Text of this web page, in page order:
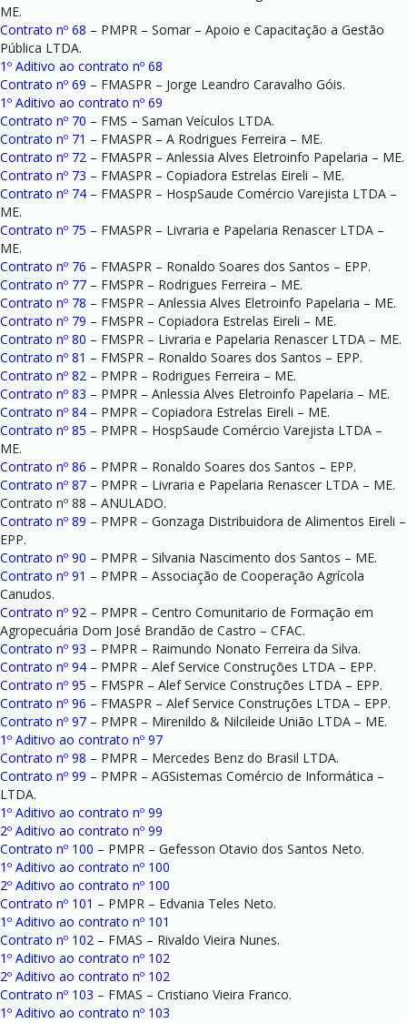
ME.
Contrato nº 68 – PMPR – Somar – Apoio e Capacitação a Gestão
Pública LTDA.
1º Aditivo ao contrato nº 68
Contrato nº 69 – FMASPR – Jorge Leandro Caravalho Góis.
1º Aditivo ao contrato nº 69
Contrato nº 70 – FMS – Saman Veículos LTDA.
Contrato nº 71 – FMASPR – A Rodrigues Ferreira – ME.
Contrato nº 72 – FMASPR – Anlessia Alves Eletroinfo Papelaria – ME.
Contrato nº 73 – FMASPR – Copiadora Estrelas Eireli – ME.
Contrato nº 74 – FMASPR – HospSaude Comércio Varejista LTDA –
ME.
Contrato nº 75 – FMASPR – Livraria e Papelaria Renascer LTDA –
ME.
Contrato nº 76 – FMASPR – Ronaldo Soares dos Santos – EPP.
Contrato nº 77 – FMSPR – Rodrigues Ferreira – ME.
Contrato nº 78 – FMSPR – Anlessia Alves Eletroinfo Papelaria – ME.
Contrato nº 79 – FMSPR – Copiadora Estrelas Eireli – ME.
Contrato nº 80 – FMSPR – Livraria e Papelaria Renascer LTDA – ME.
Contrato nº 81 – FMSPR – Ronaldo Soares dos Santos – EPP.
Contrato nº 82 – PMPR – Rodrigues Ferreira – ME.
Contrato nº 83 – PMPR – Anlessia Alves Eletroinfo Papelaria – ME.
Contrato nº 84 – PMPR – Copiadora Estrelas Eireli – ME.
Contrato nº 85 – PMPR – HospSaude Comércio Varejista LTDA –
ME.
Contrato nº 86 – PMPR – Ronaldo Soares dos Santos – EPP.
Contrato nº 87 – PMPR – Livraria e Papelaria Renascer LTDA – ME.
Contrato nº 88 – ANULADO.
Contrato nº 89 – PMPR – Gonzaga Distribuidora de Alimentos Eireli –
EPP.
Contrato nº 90 – PMPR – Silvania Nascimento dos Santos – ME.
Contrato nº 91 – PMPR – Associação de Cooperação Agrícola
Canudos.
Contrato nº 92 – PMPR – Centro Comunitario de Formação em
Agropecuária Dom José Brandão de Castro – CFAC.
Contrato nº 93 – PMPR – Raimundo Nonato Ferreira da Silva.
Contrato nº 94 – PMPR – Alef Service Construções LTDA – EPP.
Contrato nº 95 – FMSPR – Alef Service Construções LTDA – EPP.
Contrato nº 96 – FMASPR – Alef Service Construções LTDA – EPP.
Contrato nº 97 – PMPR – Mirenildo & Nilcileide União LTDA – ME.
1º Aditivo ao contrato nº 97
Contrato nº 98 – PMPR – Mercedes Benz do Brasil LTDA.
Contrato nº 99 – PMPR – AGSistemas Comércio de Informática –
LTDA.
1º Aditivo ao contrato nº 99
2º Aditivo ao contrato nº 99
Contrato nº 100 – PMPR – Gefesson Otavio dos Santos Neto.
1º Aditivo ao contrato nº 100
2º Aditivo ao contrato nº 100
Contrato nº 101 – PMPR – Edvania Teles Neto.
1º Aditivo ao contrato nº 101
Contrato nº 102 – FMAS – Rivaldo Vieira Nunes.
1º Aditivo ao contrato nº 102
2º Aditivo ao contrato nº 102
Contrato nº 103 – FMAS – Cristiano Vieira Franco.
1º Aditivo ao contrato nº 103